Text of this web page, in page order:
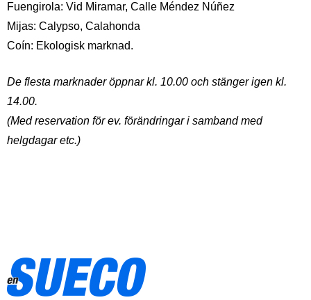
Fuengirola: Vid Miramar, Calle Méndez Núñez
Mijas: Calypso, Calahonda
Coín: Ekologisk marknad.
De flesta marknader öppnar kl. 10.00 och stänger igen kl.
14.00.
(Med reservation för ev. förändringar i samband med
helgdagar etc.)